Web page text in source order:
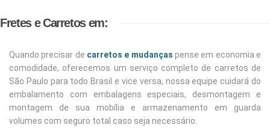
Fretes e Carretos em:
Quando precisar de carretos e mudanças pense em economia e
comodidade, oferecemos um serviço completo de carretos de
São Paulo para todo Brasil e vice versa, nossa equipe cuidará do
embalamento com embalagens especiais, desmontagem e
montagem de sua mobília e armazenamento em guarda
volumes com seguro total caso seja necessário.